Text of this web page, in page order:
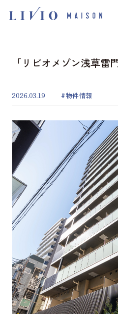
実績
取り
「リビオメゾン浅草雷
2026.03.19 物件情報